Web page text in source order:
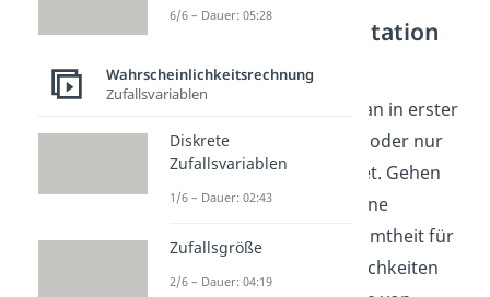
Unterschied Permutation
Generell unterscheidet man in erster
Linie, ob man alle Objekte oder nur
einen Teil davon betrachtet. Gehen
wir davon aus, dass nur eine
Teilmengeder Grundgesamtheit für
die Berechnung der Möglichkeiten
6/6 – Dauer: 05:28
Wahrscheinlichkeitsrechnung
Zufallsvariablen
Diskrete
Zufallsvariablen
1/6 – Dauer: 02:43
Zufallsgröße
2/6 – Dauer: 04:19